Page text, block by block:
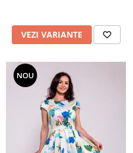
VEZI VARIANTE
NOU